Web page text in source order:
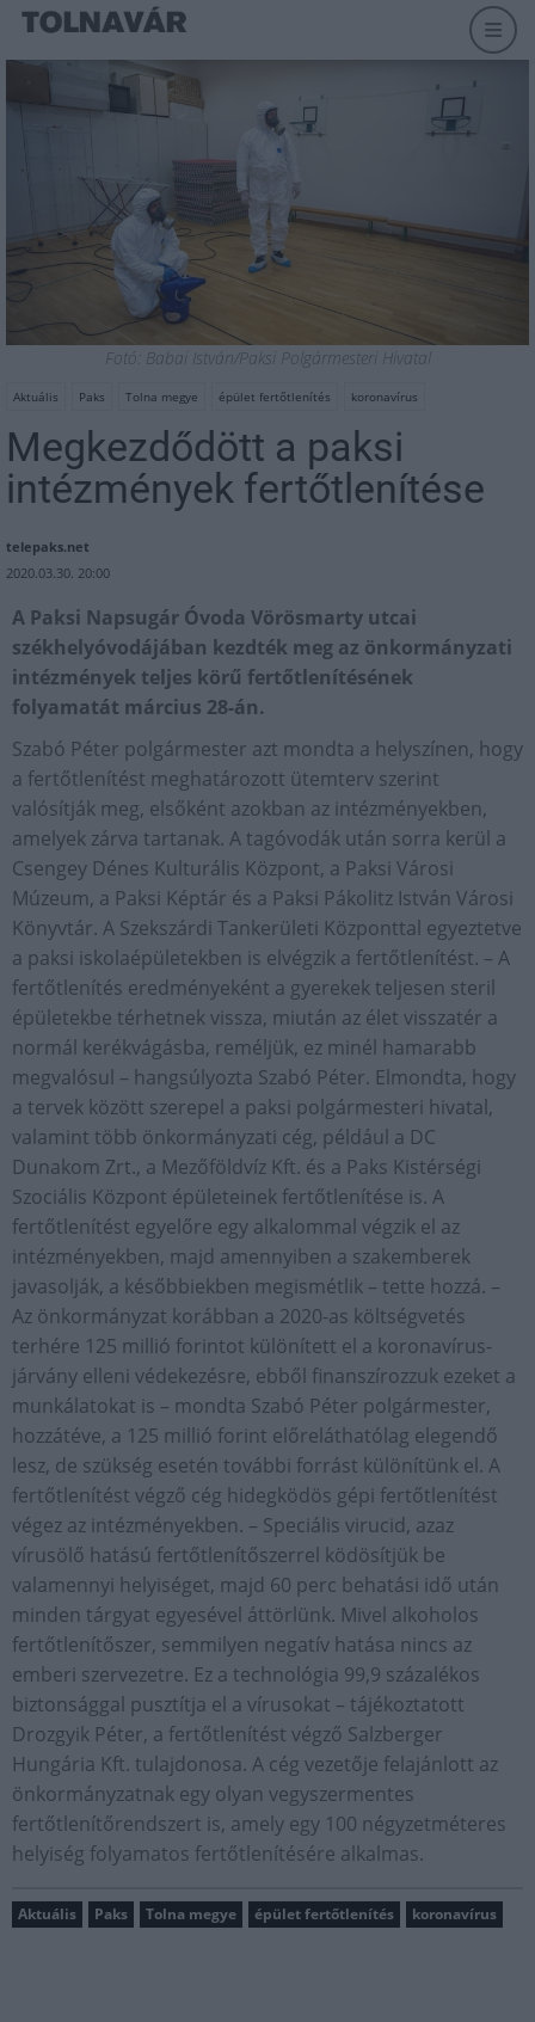
Fotó: Babai István/Paksi Polgármesteri Hivatal
Aktuális Paks Tolna megye épület fertőtlenítés koronavírus
Megkezdődött a paksi
intézmények fertőtlenítése
telepaks.net
2020.03.30. 20:00
A Paksi Napsugár Óvoda Vörösmarty utcai
székhelyóvodájában kezdték meg az önkormányzati
intézmények teljes körű fertőtlenítésének
folyamatát március 28-án.
Szabó Péter polgármester azt mondta a helyszínen, hogy
a fertőtlenítést meghatározott ütemterv szerint
valósítják meg, elsőként azokban az intézményekben,
amelyek zárva tartanak. A tagóvodák után sorra kerül a
Csengey Dénes Kulturális Központ, a Paksi Városi
Múzeum, a Paksi Képtár és a Paksi Pákolitz István Városi
Könyvtár. A Szekszárdi Tankerületi Központtal egyeztetve
a paksi iskolaépületekben is elvégzik a fertőtlenítést. – A
fertőtlenítés eredményeként a gyerekek teljesen steril
épületekbe térhetnek vissza, miután az élet visszatér a
normál kerékvágásba, reméljük, ez minél hamarabb
megvalósul – hangsúlyozta Szabó Péter. Elmondta, hogy
a tervek között szerepel a paksi polgármesteri hivatal,
valamint több önkormányzati cég, például a DC
Dunakom Zrt., a Mezőföldvíz Kft. és a Paks Kistérségi
Szociális Központ épületeinek fertőtlenítése is. A
fertőtlenítést egyelőre egy alkalommal végzik el az
intézményekben, majd amennyiben a szakemberek
javasolják, a későbbiekben megismétlik – tette hozzá. –
Az önkormányzat korábban a 2020-as költségvetés
terhére 125 millió forintot különített el a koronavírus-
járvány elleni védekezésre, ebből finanszírozzuk ezeket a
munkálatokat is – mondta Szabó Péter polgármester,
hozzátéve, a 125 millió forint előreláthatólag elegendő
lesz, de szükség esetén további forrást különítünk el. A
fertőtlenítést végző cég hidegködös gépi fertőtlenítést
végez az intézményekben. – Speciális virucid, azaz
vírusölő hatású fertőtlenítőszerrel ködösítjük be
valamennyi helyiséget, majd 60 perc behatási idő után
minden tárgyat egyesével áttörlünk. Mivel alkoholos
fertőtlenítőszer, semmilyen negatív hatása nincs az
emberi szervezetre. Ez a technológia 99,9 százalékos
biztonsággal pusztítja el a vírusokat – tájékoztatott
Drozgyik Péter, a fertőtlenítést végző Salzberger
Hungária Kft. tulajdonosa. A cég vezetője felajánlott az
önkormányzatnak egy olyan vegyszermentes
fertőtlenítőrendszert is, amely egy 100 négyzetméteres
helyiség folyamatos fertőtlenítésére alkalmas.
Aktuális Paks Tolna megye épület fertőtlenítés koronavírus